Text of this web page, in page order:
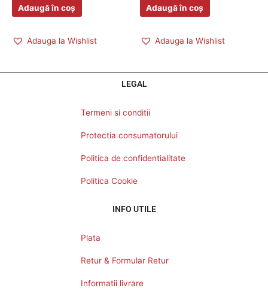
Adaugă în coș
Adauga la Wishlist
Adaugă în coș
Adauga la Wishlist
LEGAL
Termeni si conditii
Protectia consumatorului
Politica de confidentialitate
Politica Cookie
INFO UTILE
Plata
Retur & Formular Retur
Informatii livrare